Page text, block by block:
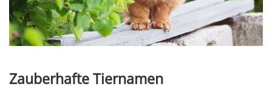
Zauberhafte Tiernamen